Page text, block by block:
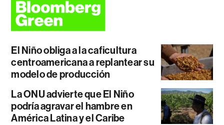
El Niño obliga a la caficultura
centroamericana a replantear su
modelo de producción
La ONU advierte que El Niño
podría agravar el hambre en
América Latina y el Caribe